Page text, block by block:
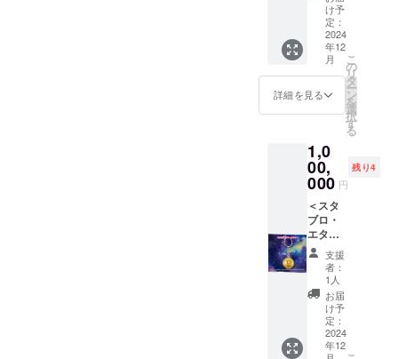
共に支え、
叶えるため
にわかりあ
える仲間が
いるなら
ではないで
しょうか。
それが発達
障害メイド
喫茶スター
ブロッサム
です。
とって新し
い形の居場
ザイン
を施さ
せてい
ただき
ます。
プショ
ン欄に
て、
データ
もしく
は郵送
のメ
ニュー
をお選
さいま
せ。 ※
ご紹介
させて
いただ
いてお
ります
サンプ
ル画像
はイ
メージ
となり
ます。
デザイ
ンはそ
い】(A)
ご帰宅
チケッ
ト1枚1
時間 1
枚綴り
（1枚に
つき
チャー
時間分
＆ワン
ドリン
ク。有
効期限
2025年
12月末
まで・
来店1回
につき1
枚ま
で。)(B)
ご帰宅
できな
いため
タ（コ
ンプ
リート
全5種
類） ②
メン
バー全
員の記
念チェ
リジナ
ルアク
リル
キーホ
ルダー
④【オ
プショ
ンより
お選び
くださ
い】(A)
ご帰宅
チケッ
ト1枚1
時間 3
け予
定：
2024
年12
月
詳細を見る
こ
の
リ
タ
ー
ン
を
選
択
す
る
1,0
00,
000 円
残り4
＜スタ
ブロ・
エター
ナル・
ミリオ
ンプラ
ン＞ ①
メン
バー全
員の記
念写真
支援
者：
1人
お届
け予
定：
2024
年12